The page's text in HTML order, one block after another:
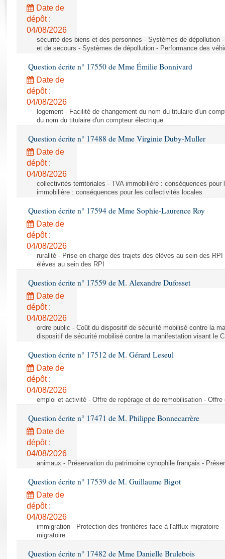
Rapports législatifs
Rapports sur l'application des lois
Baromètre de l’application des lois
Dossiers législatifs
Budget et sécurité sociale
Questions écrites et orales
Comptes rendus des débats
Date de
dépôt :
04/08/2026
sécurité des biens et des personnes - Systèmes de dépollution
et de secours - Systèmes de dépollution - Performance des
Question écrite n° 17550 de Mme Émilie Bonnivard
Date de
dépôt :
04/08/2026
logement - Facilité de changement du nom du titulaire d'un
du nom du titulaire d'un compteur électrique
Question écrite n° 17488 de Mme Virginie Duby-Muller
Date de
dépôt :
04/08/2026
collectivités territoriales - TVA immobilière : conséquences
immobilière : conséquences pour les collectivités locales
Question écrite n° 17594 de Mme Sophie-Laurence Roy
Date de
dépôt :
04/08/2026
ruralité - Prise en charge des trajets des élèves au sein des
élèves au sein des RPI
Question écrite n° 17559 de M. Alexandre Dufosset
Date de
dépôt :
04/08/2026
ordre public - Coût du dispositif de sécurité mobilisé contre la
dispositif de sécurité mobilisé contre la manifestation visant le
Question écrite n° 17512 de M. Gérard Leseul
Date de
dépôt :
04/08/2026
emploi et activité - Offre de repérage et de remobilisation -
Question écrite n° 17471 de M. Philippe Bonnecarrère
Date de
dépôt :
04/08/2026
animaux - Préservation du patrimoine cynophile français -
Question écrite n° 17539 de M. Guillaume Bigot
Date de
dépôt :
04/08/2026
immigration - Protection des frontières face à l'afflux migratoire
migratoire
Question écrite n° 17482 de Mme Danielle Brulebois